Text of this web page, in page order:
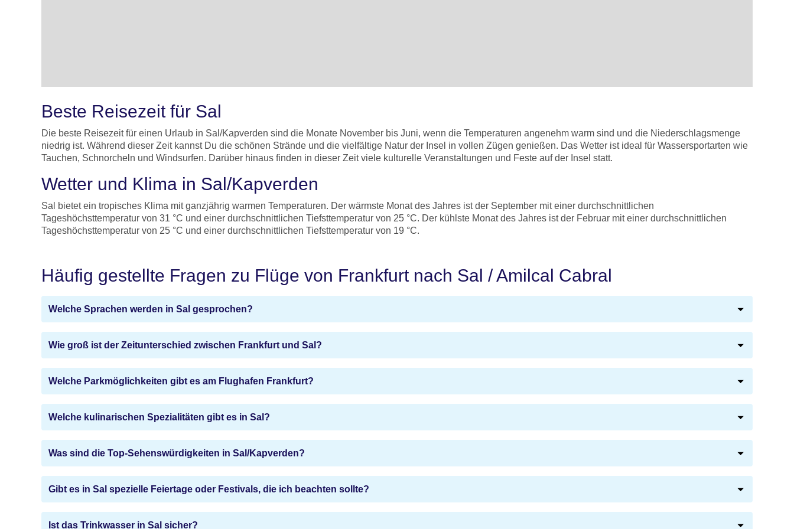
Beste Reisezeit für Sal
Die beste Reisezeit für einen Urlaub in Sal/Kapverden sind die Monate November bis Juni, wenn die Temperaturen angenehm warm sind und die Niederschlagsmenge
niedrig ist. Während dieser Zeit kannst Du die schönen Strände und die vielfältige Natur der Insel in vollen Zügen genießen. Das Wetter ist ideal für Wassersportarten wie
Tauchen, Schnorcheln und Windsurfen. Darüber hinaus finden in dieser Zeit viele kulturelle Veranstaltungen und Feste auf der Insel statt.
Wetter und Klima in Sal/Kapverden
Sal bietet ein tropisches Klima mit ganzjährig warmen Temperaturen. Der wärmste Monat des Jahres ist der September mit einer durchschnittlichen
Tageshöchsttemperatur von 31 °C und einer durchschnittlichen Tiefsttemperatur von 25 °C. Der kühlste Monat des Jahres ist der Februar mit einer durchschnittlichen
Tageshöchsttemperatur von 25 °C und einer durchschnittlichen Tiefsttemperatur von 19 °C.
Häufig gestellte Fragen zu Flüge von Frankfurt nach Sal / Amilcal Cabral
Welche Sprachen werden in Sal gesprochen?
Wie groß ist der Zeitunterschied zwischen Frankfurt und Sal?
Welche Parkmöglichkeiten gibt es am Flughafen Frankfurt?
Welche kulinarischen Spezialitäten gibt es in Sal?
Was sind die Top-Sehenswürdigkeiten in Sal/Kapverden?
Gibt es in Sal spezielle Feiertage oder Festivals, die ich beachten sollte?
Ist das Trinkwasser in Sal sicher?